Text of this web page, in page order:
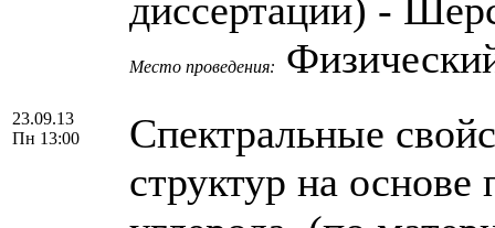
диссертации) -
Место проведения:
23.09.13
Пн 13:00
Спектральные
структур на